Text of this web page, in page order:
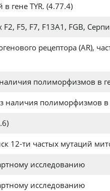
гене TYR. (4.77.4)
F5, F7, F13A1, FGB,
рецептора (AR),
полиморфизмов в
наличия полиморфизмов в
12-ти частых мутаций
исследованию
исследованию